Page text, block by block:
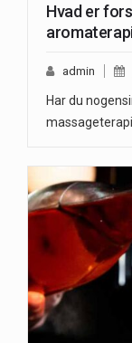
Hvad er
admin
Har du